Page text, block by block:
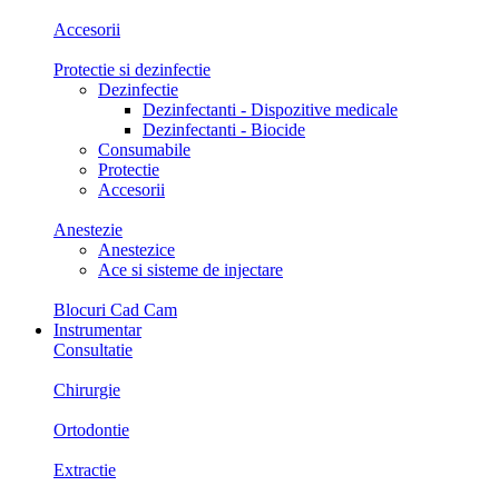
Accesorii
Protectie si dezinfectie
Dezinfectie
Dezinfectanti - Dispozitive medicale
Dezinfectanti - Biocide
Consumabile
Protectie
Accesorii
Anestezie
Anestezice
Ace si sisteme de injectare
Blocuri Cad Cam
Instrumentar
Consultatie
Chirurgie
Ortodontie
Extractie